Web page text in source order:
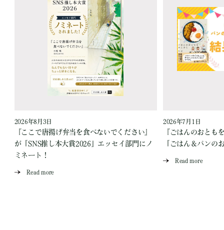
2026年8月3日
『ここで唐揚げ弁当を食べないでください』
が「SNS推し本大賞2026」エッセイ部門にノ
ミネート！
Read more
2026年7月1日
『ごはんのおとも
「ごはん＆パンの
Read more